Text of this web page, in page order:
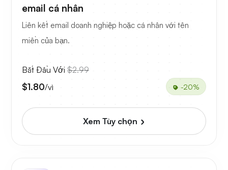
email cá nhân
Liên kết email doanh nghiệp hoặc cá nhân với tên
miền của bạn.
Bắt Đầu Với $2.99
$1.80/vì -20%
Xem Tùy chọn